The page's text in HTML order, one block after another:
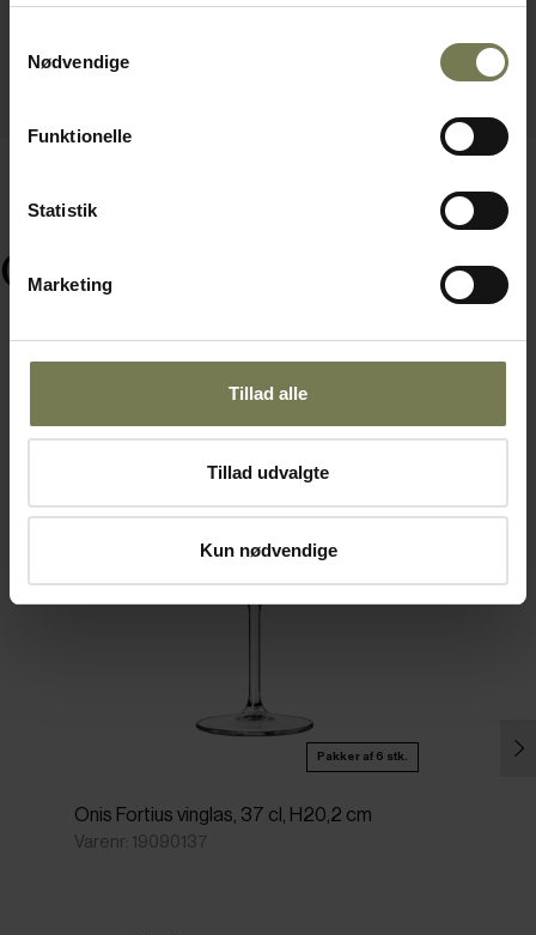
Nødvendige
Funktionelle
Statistik
Marketing
Tillad alle
Tillad udvalgte
Kun nødvendige
Ofte købt sammen med
Pakker af 6 stk.
Onis Fortius vinglas, 37 cl, H20,2 cm
Varenr: 19090137